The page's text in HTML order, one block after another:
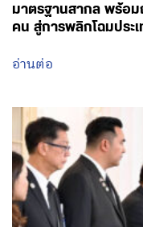
มาตรฐานสากล พร้อ
คน สู่การพลิกโฉมประเ
อ่านต่อ